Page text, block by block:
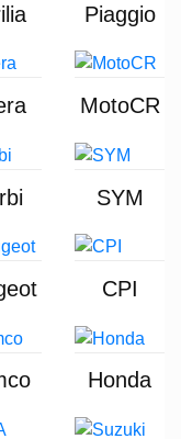
Piaggio
MotoCR
SYM
CPI
Honda